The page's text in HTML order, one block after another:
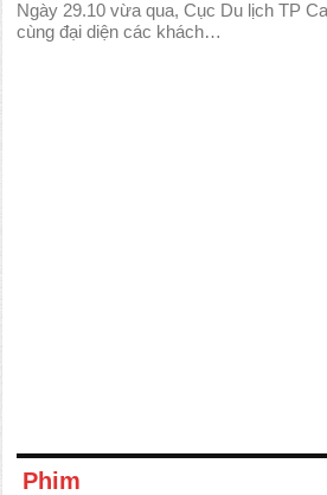
Ngày 29.10 vừa qua, Cục Du lịch TP
cùng đại diện các khách…
Phim